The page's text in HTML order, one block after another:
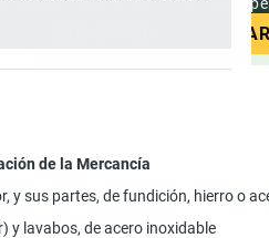
ANUNCIAR
de la Mercancía
y sus partes, de fundición, hierro o
y lavabos, de acero inoxidable